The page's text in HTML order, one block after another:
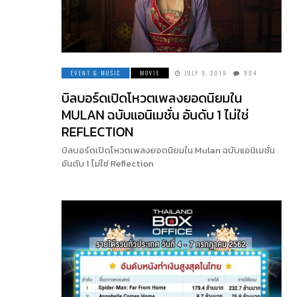
EVENT & MUSIC MOVIE JULY 9, 2019 904
บิลบอร์ดเปิดโหวตเพลงยอดนิยมใน
MULAN ฉบับแอนิเมชั่น อันดับ 1 ไม่ใช่
REFLECTION
บิลบอร์ดเปิดโหวตเพลงยอดนิยมใน Mulan ฉบับแอนิเมชั่น
อันดับ 1 ไม่ใช่ Reflection